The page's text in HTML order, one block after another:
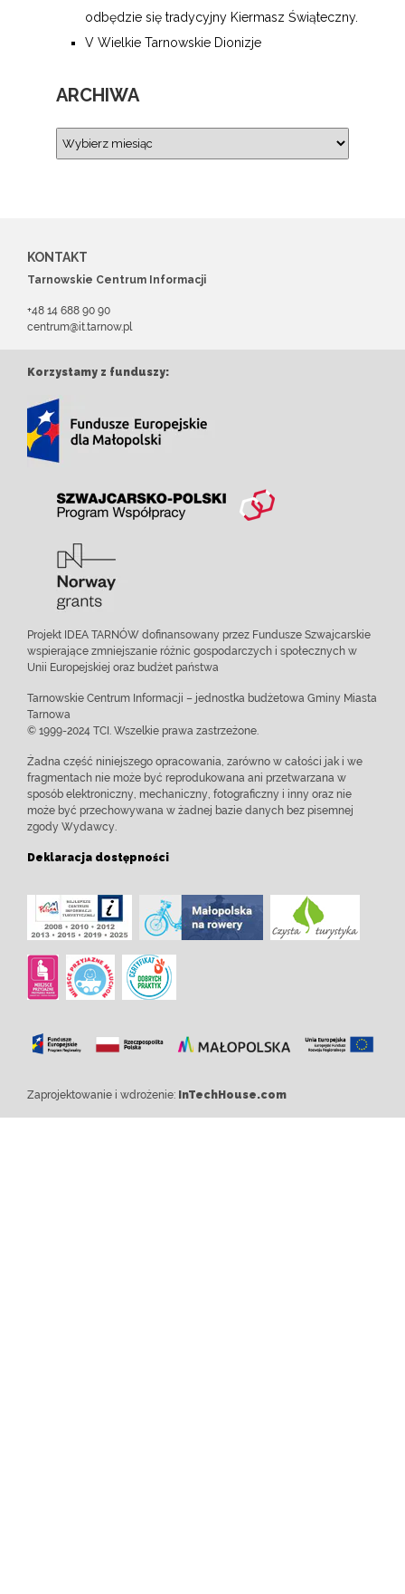
odbędzie się tradycyjny Kiermasz Świąteczny.
V Wielkie Tarnowskie Dionizje
ARCHIWA
KONTAKT
Tarnowskie Centrum Informacji
+48 14 688 90 90
centrum@it.tarnow.pl
Korzystamy z funduszy:
Projekt IDEA TARNÓW dofinansowany przez Fundusze Szwajcarskie
wspierające zmniejszanie różnic gospodarczych i społecznych w
Unii Europejskiej oraz budżet państwa
Tarnowskie Centrum Informacji – jednostka budżetowa Gminy Miasta
Tarnowa
© 1999-2024 TCI. Wszelkie prawa zastrzeżone.
Żadna część niniejszego opracowania, zarówno w całości jak i we
fragmentach nie może być reprodukowana ani przetwarzana w
sposób elektroniczny, mechaniczny, fotograficzny i inny oraz nie
może być przechowywana w żadnej bazie danych bez pisemnej
zgody Wydawcy.
Deklaracja dostępności
Zaprojektowanie i wdrożenie: InTechHouse.com